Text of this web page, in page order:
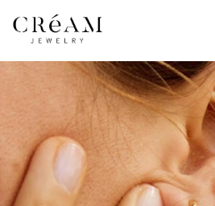
您的購物車目前
繼續購物